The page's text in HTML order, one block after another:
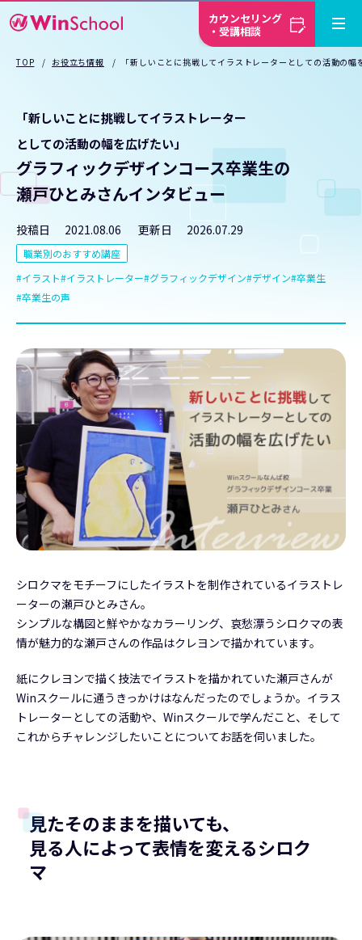
カウンセリング
・受講相談
TOP お役立ち情報 「新しいことに挑戦してイラストレーターとしての活動の
「新しいことに挑戦してイラストレーター
としての活動の幅を広げたい」
グラフィックデザインコース卒業生の
瀬戸ひとみさんインタビュー
投稿日 2021.08.06 更新日 2026.07.29
職業別のおすすめ講座
イラスト イラストレーター グラフィックデザイン デザイン 卒業生
卒業生の声
シロクマをモチーフにしたイラストを制作されているイラストレ
ーターの瀬戸ひとみさん。
シンプルな構図と鮮やかなカラーリング、哀愁漂うシロクマの表
情が魅力的な瀬戸さんの作品はクレヨンで描かれています。
紙にクレヨンで描く技法でイラストを描かれていた瀬戸さんが
Winスクールに通うきっかけはなんだったのでしょうか。イラス
トレーターとしての活動や、Winスクールで学んだこと、そして
これからチャレンジしたいことについてお話を伺いました。
見たそのままを描いても、
見る人によって表情を変えるシロク
マ